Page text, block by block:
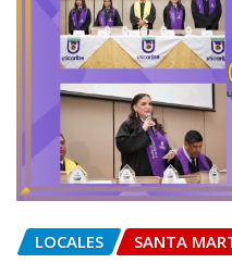
LOCALES SANTA